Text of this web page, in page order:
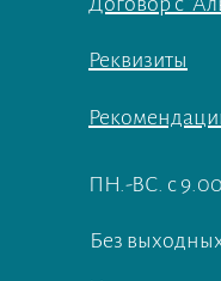
ПН.-ВС. с
Без
Реквизиты